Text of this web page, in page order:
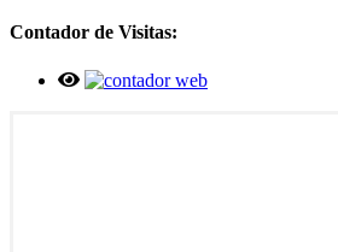
Contador de Visitas: